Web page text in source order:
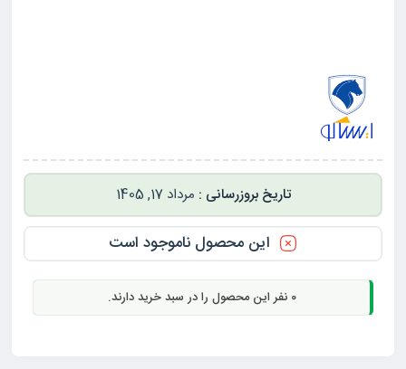
مرداد 17, 1405
این محصول ناموجود است
0 نفر این محصول را در سبد خرید دارند.